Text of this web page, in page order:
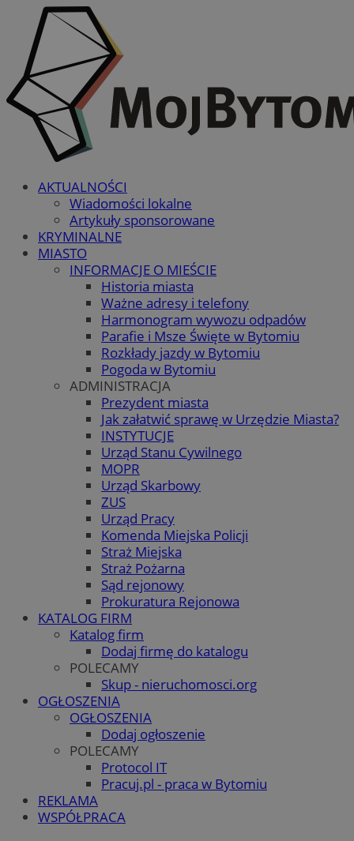
AKTUALNOŚCI
Wiadomości lokalne
Artykuły sponsorowane
KRYMINALNE
MIASTO
INFORMACJE O MIEŚCIE
Historia miasta
Ważne adresy i telefony
Harmonogram wywozu odpadów
Parafie i Msze Święte w Bytomiu
Rozkłady jazdy w Bytomiu
Pogoda w Bytomiu
ADMINISTRACJA
Prezydent miasta
Jak załatwić sprawę w Urzędzie Miasta?
INSTYTUCJE
Urząd Stanu Cywilnego
MOPR
Urząd Skarbowy
ZUS
Urząd Pracy
Komenda Miejska Policji
Straż Miejska
Straż Pożarna
Sąd rejonowy
Prokuratura Rejonowa
KATALOG FIRM
Katalog firm
Dodaj firmę do katalogu
POLECAMY
Skup - nieruchomosci.org
OGŁOSZENIA
OGŁOSZENIA
Dodaj ogłoszenie
POLECAMY
Protocol IT
Pracuj.pl - praca w Bytomiu
REKLAMA
WSPÓŁPRACA